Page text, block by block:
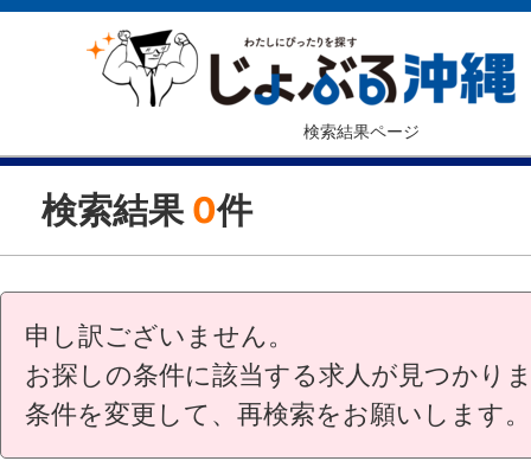
検索結果ページ
検索結果 0件
申し訳ございません。
お探しの条件に該当する求人が見つかり
条件を変更して、再検索をお願いします。